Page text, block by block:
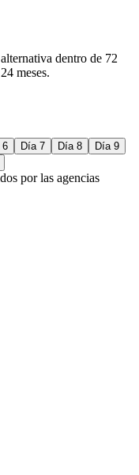
dentro de 72
meses.
6 Día 7 Día 8
Día 9
por las agencias